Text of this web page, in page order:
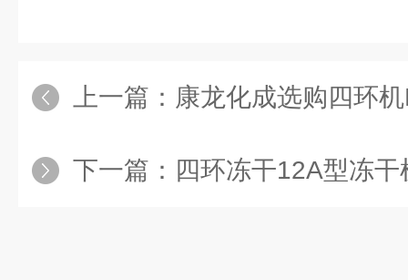
上一篇： 康龙化成选购四环
下一篇： 四环冻干12A型冻干